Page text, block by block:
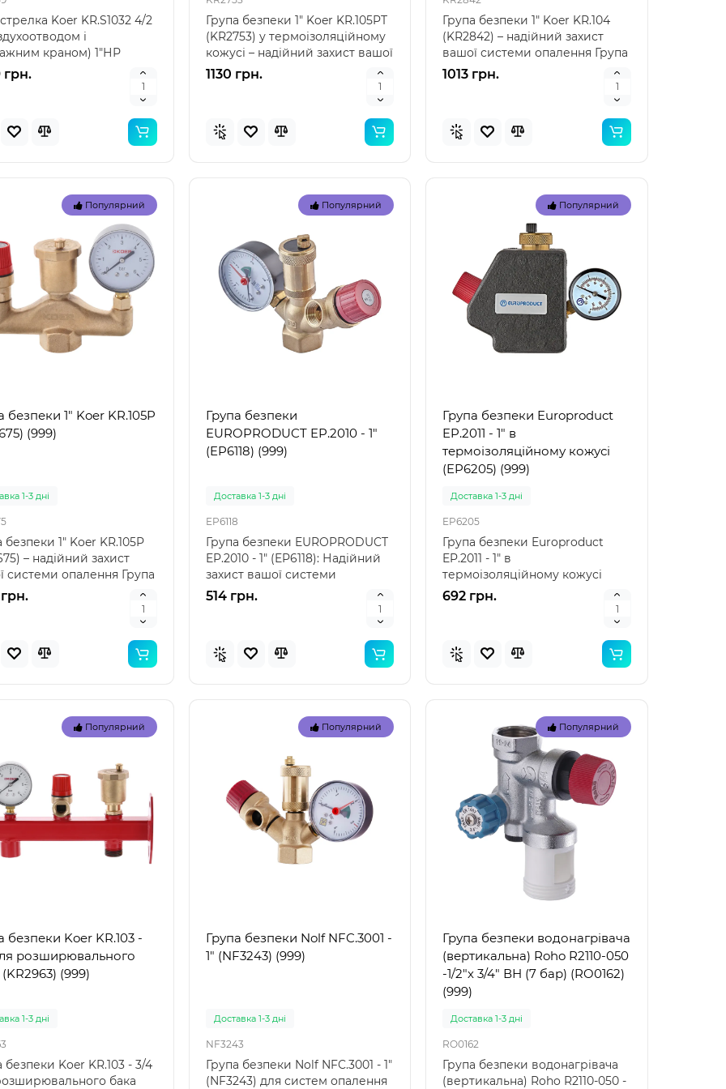
(85 x 85 x 23 см) -
дитячий басейн
Intex 57100 — це
29039
Intex 29039 – термометр для
басейнів: точність і надійність
від лідера ринку Intex 29039 –
32034
Опис надувного жилета для
плавання Bestway 32034
Bestway 32034 — це якісний
Koer KR.S1032 4/2
і
краном) 1"НР
(KR2959) – Ідеальне..
грн.
Група безпеки 1" Koer KR.105PT
(KR2753) у термоізоляційному
кожусі – надійний захист вашої
системи о..
1130 грн.
Група безпеки 1" Koer KR.104
(KR2842) – надійний захист
вашої системи опалення Група
безпеки 1" Koe..
1013 грн.
Популярний
безпеки 1" Koer KR.105P
(999)
1-3 дні
безпеки 1" Koer KR.105P
– надійний захист
системи опалення Група
1" Ko..
Популярний
Група безпеки
EUROPRODUCT EP.2010 - 1"
(EP6118) (999)
Доставка 1-3 дні
EP6118
Група безпеки EUROPRODUCT
EP.2010 - 1" (EP6118): Надійний
захист вашої системи
опалення Група безпе..
514 грн.
Популярний
Група безпеки Europroduct
EP.2011 - 1" в
термоізоляційному кожусі
(EP6205) (999)
Доставка 1-3 дні
EP6205
Група безпеки Europroduct
EP.2011 - 1" в
термоізоляційному кожусі
(EP6205) – надійний захист
вашої с..
692 грн.
Популярний
безпеки Koer KR.103 -
розширювального
(999)
1-3 дні
безпеки Koer KR.103 - 3/4
бака
Популярний
Група безпеки Nolf NFC.3001 -
1" (NF3243) (999)
Доставка 1-3 дні
NF3243
Група безпеки Nolf NFC.3001 - 1"
(NF3243) для систем опалення
Популярний
Група безпеки водонагрівача
(вертикальна) Roho R2110-050
-1/2"х 3/4" ВН (7 бар) (RO0162)
(999)
Доставка 1-3 дні
RO0162
Група безпеки водонагрівача
(вертикальна) Roho R2110-050 -